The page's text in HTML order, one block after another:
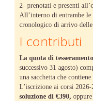
2- prenotati e presenti
All’interno di entrambe le
cronologico di arrivo delle
I contributi
La quota di
successivo 31 agosto)
una sacchetta che
L’iscrizione ai corsi 2026-
soluzione di €390,